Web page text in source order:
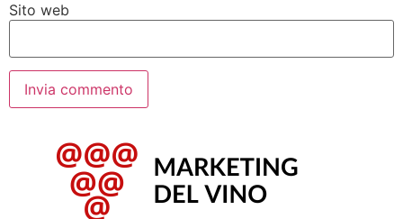
Sito web